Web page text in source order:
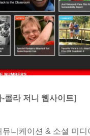
콜라 저니 웹사이트]
니케이션 & 소셜 미